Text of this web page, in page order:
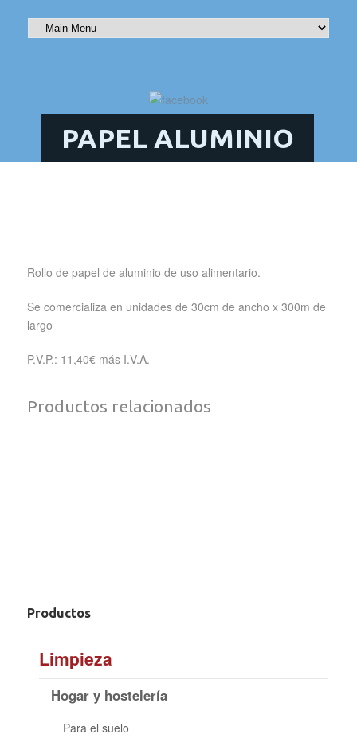
PAPEL ALUMINIO
Rollo de papel de aluminio de uso alimentario.
Se comercializa en unidades de 30cm de ancho x 300m de
largo
P.V.P.: 11,40€ más I.V.A.
Productos relacionados
Productos
Limpieza
Hogar y hostelería
Para el suelo